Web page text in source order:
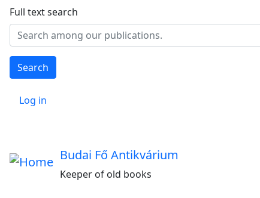
Skip to main content
Full text search
Search
Felhasználói fiók menüje
Log in
Budai Fő Antikvárium
Keeper of old books